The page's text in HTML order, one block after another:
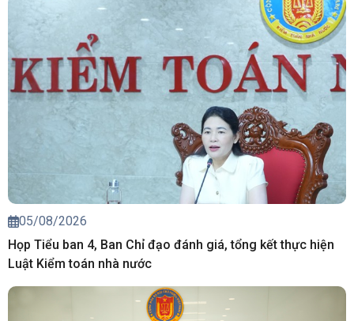
05/08/2026
Họp Tiểu ban 4, Ban Chỉ đạo đánh giá, tổng kết thực hiện
Luật Kiểm toán nhà nước